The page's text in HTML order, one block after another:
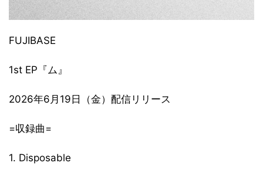
FUJIBASE
1st EP『ム』
2026年6月19日（金）配信リリース
=収録曲=
1. Disposable